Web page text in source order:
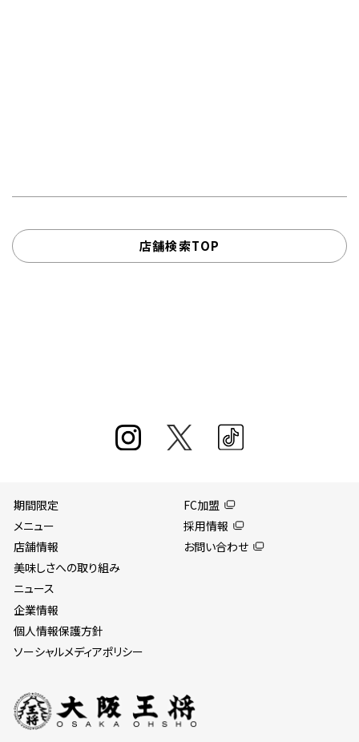
店舗検索TOP
期間限定
メニュー
店舗情報
美味しさへの取り組み
ニュース
企業情報
個人情報保護方針
ソーシャルメディアポリシー
FC加盟
採用情報
お問い合わせ